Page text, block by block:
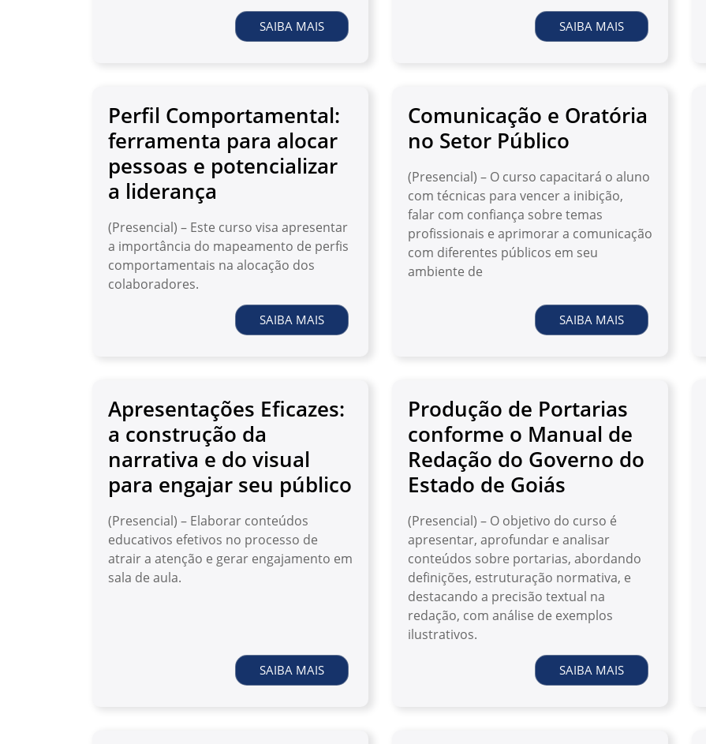
SAIBA MAIS SAIBA MAIS
Perfil Comportamental:
ferramenta para alocar
pessoas e potencializar
a liderança
(Presencial) – Este curso visa apresentar
a importância do mapeamento de perfis
comportamentais na alocação dos
colaboradores.
SAIBA MAIS
Comunicação e Oratória
no Setor Público
(Presencial) – O curso capacitará o aluno
com técnicas para vencer a inibição,
falar com confiança sobre temas
profissionais e aprimorar a comunicação
com diferentes públicos em seu
ambiente de
SAIBA MAIS
Apresentações Eficazes:
a construção da
narrativa e do visual
para engajar seu público
(Presencial) – Elaborar conteúdos
educativos efetivos no processo de
atrair a atenção e gerar engajamento em
sala de aula.
SAIBA MAIS
Produção de Portarias
conforme o Manual de
Redação do Governo do
Estado de Goiás
(Presencial) – O objetivo do curso é
apresentar, aprofundar e analisar
conteúdos sobre portarias, abordando
definições, estruturação normativa, e
destacando a precisão textual na
redação, com análise de exemplos
ilustrativos.
SAIBA MAIS